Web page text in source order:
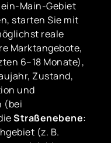
Main-Gebiet
starten Sie mit
reale
Marktangebote,
6–18 Monate),
Zustand,
und
(bei
Straßenebene:
(z. B.